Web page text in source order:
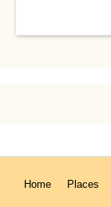
Home Places